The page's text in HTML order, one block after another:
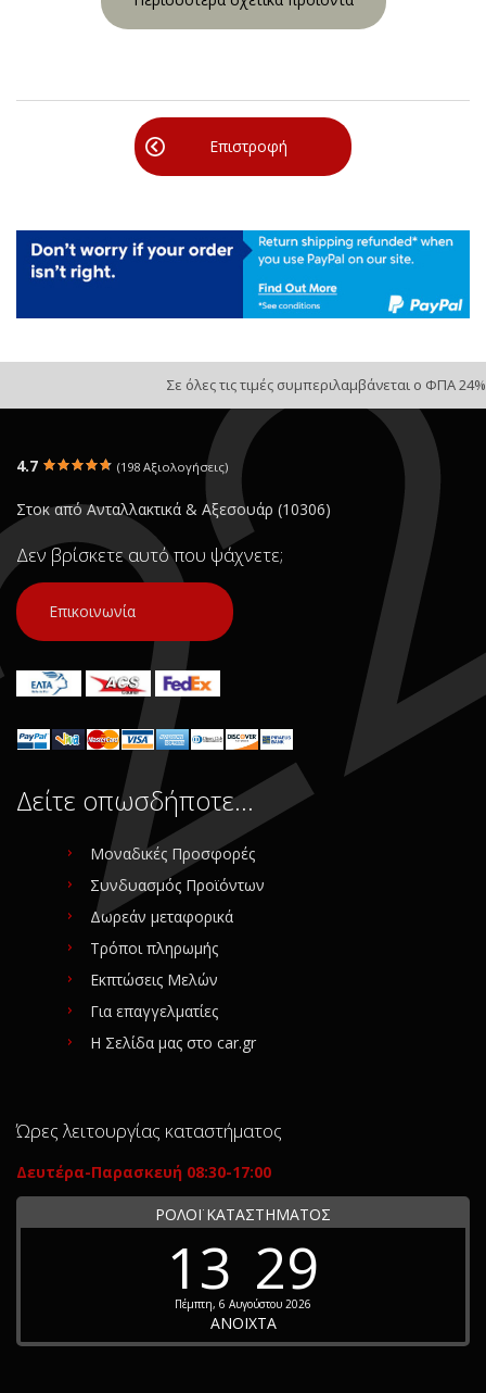
Επιστροφή
Σε όλες τις τιμές συμπεριλαμβάνεται ο ΦΠΑ 24%
4.7 (198 Αξιολογήσεις)
Στοκ από Ανταλλακτικά & Αξεσουάρ (10306)
Δεν βρίσκετε αυτό που ψάχνετε;
Επικοινωνία
Δείτε οπωσδήποτε…
Μοναδικές Προσφορές
Συνδυασμός Προϊόντων
Δωρεάν μεταφορικά
Τρόποι πληρωμής
Εκπτώσεις Μελών
Για επαγγελματίες
Η Σελίδα μας στο car.gr
Ώρες λειτουργίας καταστήματος
Δευτέρα-Παρασκευή 08:30-17:00
ΡΟΛΟΪ ΚΑΤΑΣΤΗΜΑΤΟΣ
13 29
Πέμπτη, 6 Αυγούστου 2026
ΑΝΟΙΧΤΑ